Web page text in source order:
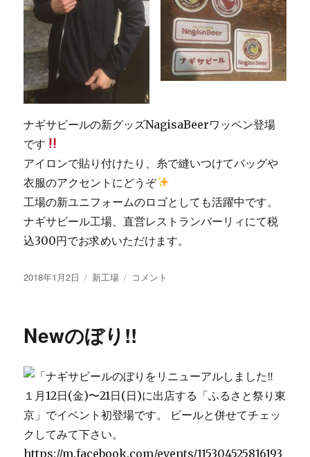
ナギサビールの新グッズNagisaBeerワッペン登場
です
アイロンで貼り付けたり、糸で縫いつけてバッグや
衣服のアクセントにどうぞ
工場の新ユニフォームのロゴとしても活躍中です。
ナギサビール工場、直営レストランバーリィにて税
込300円でお求めいただけます。
投
2018年1月2日
カ
ー
新工場
ニ
ッ
に
コメント
Newのぼり!!